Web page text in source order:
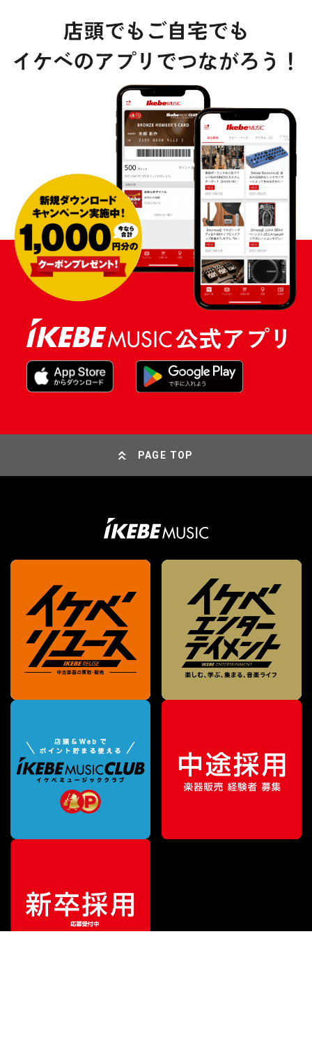
販売価格¥79,200（税込）
PAGE TOP